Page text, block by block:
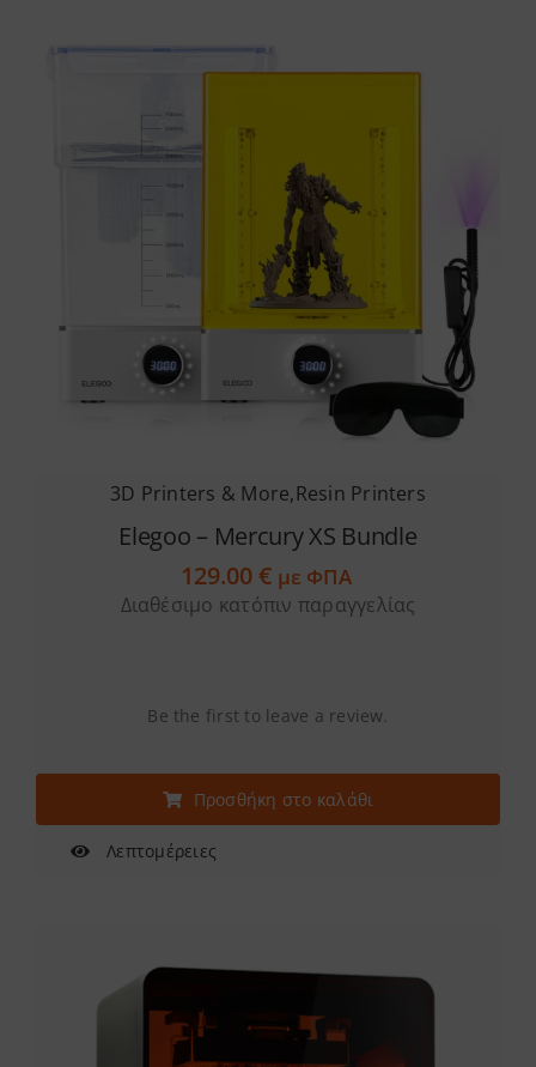
3D Printers & More,Resin Printers
Elegoo – Mercury XS Bundle
129.00€ με ΦΠΑ
Διαθέσιμο κατόπιν παραγγελίας
Be the first to leave a review.
Προσθήκη στο καλάθι
Λεπτομέρειες